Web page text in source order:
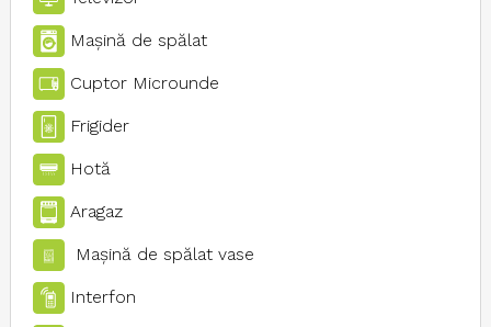
Maşină de spălat
Cuptor Microunde
Frigider
Hotă
Aragaz
Maşină de spălat vase
Interfon